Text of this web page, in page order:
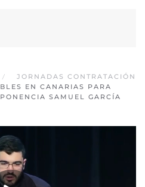
JORNADAS CONTRATACIÓN
EN CANARIAS PARA
SAMUEL GARCÍA